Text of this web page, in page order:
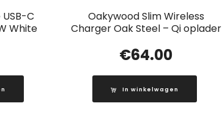
C
White
Oakywood Slim Wireless
Charger Oak Steel – Qi oplader
€64.00
In winkelwagen